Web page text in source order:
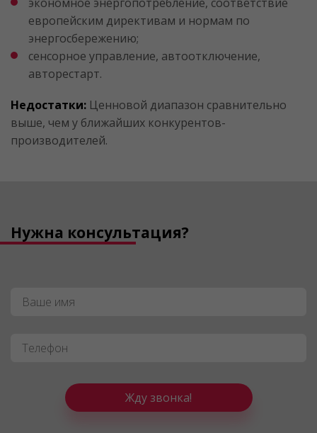
европейским директивам и нормам по
энергосбережению;
сенсорное управление, автоотключение,
авторестарт.
Недостатки: Ценновой диапазон сравнительно
выше, чем у ближайших конкурентов-
производителей.
Нужна консультация?
Имя*
Телефон *
Жду звонка!